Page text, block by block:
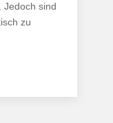
Jedoch sind
zu